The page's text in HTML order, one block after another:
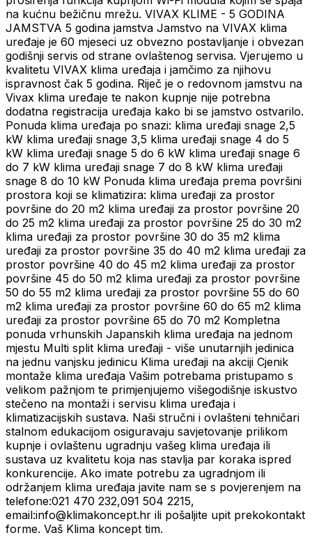
na kućnu bežičnu mrežu. VIVAX KLIME - 5 GODINA
JAMSTVA 5 godina jamstva Jamstvo na VIVAX klima
uređaje je 60 mjeseci uz obvezno postavljanje i obvezan
godišnji servis od strane ovlaštenog servisa. Vjerujemo u
kvalitetu VIVAX klima uređaja i jamčimo za njihovu
ispravnost čak 5 godina. Riječ je o redovnom jamstvu na
Vivax klima uređaje te nakon kupnje nije potrebna
dodatna registracija uređaja kako bi se jamstvo ostvarilo.
Ponuda klima uređaja po snazi: klima uređaji snage 2,5
kW klima uređaji snage 3,5 klima uređaji snage 4 do 5
kW klima uređaji snage 5 do 6 kW klima uređaji snage 6
do 7 kW klima uređaji snage 7 do 8 kW klima uređaji
snage 8 do 10 kW Ponuda klima uređaja prema površini
prostora koji se klimatizira: klima uređaji za prostor
površine do 20 m2 klima uređaji za prostor površine 20
do 25 m2 klima uređaji za prostor površine 25 do 30 m2
klima uređaji za prostor površine 30 do 35 m2 klima
uređaji za prostor površine 35 do 40 m2 klima uređaji za
prostor površine 40 do 45 m2 klima uređaji za prostor
površine 45 do 50 m2 klima uređaji za prostor površine
50 do 55 m2 klima uređaji za prostor površine 55 do 60
m2 klima uređaji za prostor površine 60 do 65 m2 klima
uređaji za prostor površine 65 do 70 m2 Kompletna
ponuda vrhunskih Japanskih klima uređaja na jednom
mjestu Multi split klima uređaji - više unutarnjih jedinica
na jednu vanjsku jedinicu Klima uređaji na akciji Cjenik
montaže klima uređaja Vašim potrebama pristupamo s
velikom pažnjom te primjenjujemo višegodišnje iskustvo
stečeno na montaži i servisu klima uređaja i
klimatizacijskih sustava. Naši stručni i ovlašteni tehničari
stalnom edukacijom osiguravaju savjetovanje prilikom
kupnje i ovlaštenu ugradnju vašeg klima uređaja ili
sustava uz kvalitetu koja nas stavlja par koraka ispred
konkurencije. Ako imate potrebu za ugradnjom ili
održanjem klima uređaja javite nam se s povjerenjem na
telefone:021 470 232,091 504 2215,
email:info@klimakoncept.hr ili pošaljite upit prekokontakt
forme. Vaš Klima koncept tim.